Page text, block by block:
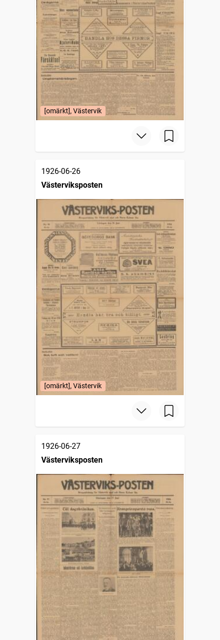
[omärkt], Västervik
1926-06-26
Västerviksposten
[omärkt], Västervik
1926-06-27
Västerviksposten